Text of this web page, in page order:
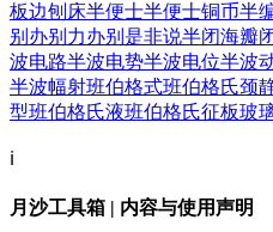
板边刨床半便士半便士铜币半
别 办别力办别是非说半闭海瓣
波电路半波电势半波电位半波
半波幅射班伯格式班伯格氏颈
型班伯格氏液班伯格氏征板玻
ℹ️
月沙工具箱 | 内容与使用声明